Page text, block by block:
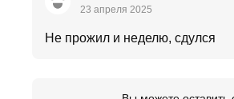
23 апреля 2025
Не прожил и неделю, сдулся